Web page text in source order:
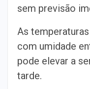
sem previsão
As temperaturas
com umidade
pode elevar a
tarde.